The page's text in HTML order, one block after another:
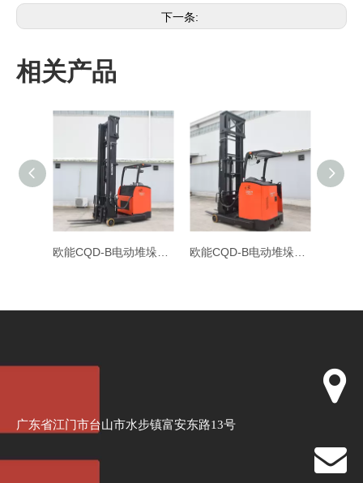
下一条:
相关产品
广东省江门市台山市水步镇富安东路13号